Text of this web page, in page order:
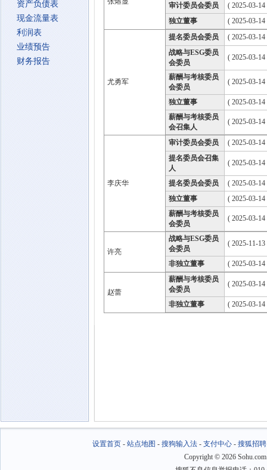
资产负债表
现金流量表
利润表
业绩预告
财务报告
审计委员会委员
( 2025-03-
独立董事
( 2025-03-
尤勇军
提名委员会委员
( 2025-03-
战略与ESG委员
会委员
( 2025-03-
薪酬与考核委员
会委员
( 2025-03-
独立董事
( 2025-03-
薪酬与考核委员
会召集人
( 2025-03-
李庆华
审计委员会委员
( 2025-03-
提名委员会召集
人
( 2025-03-
提名委员会委员
( 2025-03-
独立董事
( 2025-03-
薪酬与考核委员
会委员
( 2025-03-
许亮
战略与ESG委员
会委员
( 2025-11-
非独立董事 ( 2025-03-
赵蕾
薪酬与考核委员
会委员
( 2025-03-
非独立董事 ( 2025-03-
设置首页- 站点地图 - 搜狗输入法- 支付中心- 搜狐招聘
Copyright © 2026